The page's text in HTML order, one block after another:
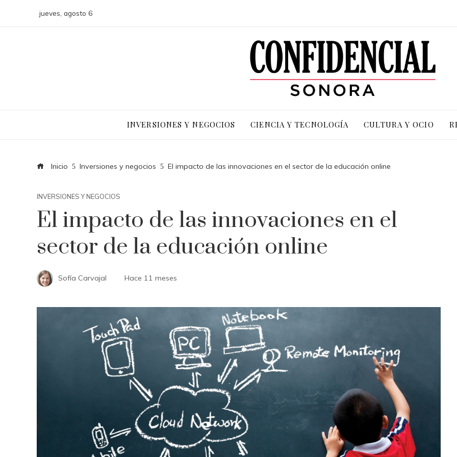
jueves, agosto 6
INVERSIONES Y NEGOCIOS CIENCIA Y TECNOLOGÍA CULTURA Y OCIO
Inicio Inversiones y negocios El impacto de las innovaciones en el sector de la educación online
INVERSIONES Y NEGOCIOS
El impacto de las innovaciones en el
sector de la educación online
Sofía Carvajal Hace 11 meses